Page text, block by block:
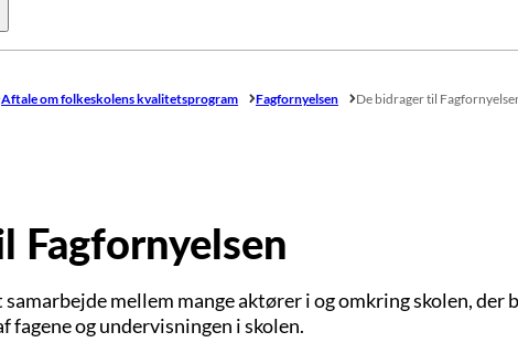
til voksne - Flere links
Aftale om folkeskolens kvalitetsprogram Fagfornyelsen De bidrager til
Fagfornyelsen
mellem mange aktører i og omkring skolen, der
og undervisningen i skolen.